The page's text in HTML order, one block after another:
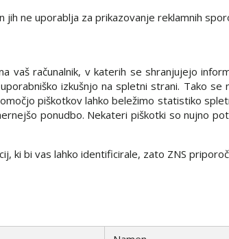
ne uporablja za prikazovanje reklamnih
vaš računalnik, v katerih se shranjujejo
izkušnjo na spletni strani. Tako
piškotkov lahko beležimo statistiko
ponudbo. Nekateri piškotki so nujno
ki bi vas lahko identificirale, zato ZNS